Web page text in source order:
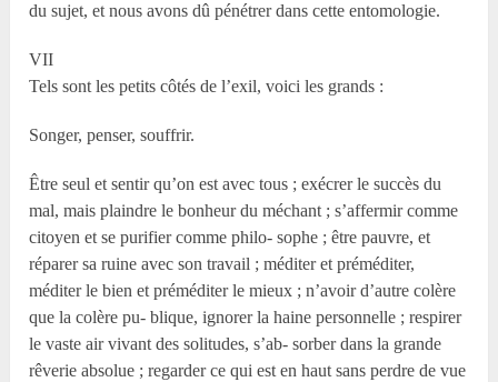
du sujet, et nous avons dû pénétrer dans cette entomologie.
VII
Tels sont les petits côtés de l’exil, voici les grands :
Songer, penser, souffrir.
Être seul et sentir qu’on est avec tous ; exécrer le succès du
mal, mais plaindre le bonheur du méchant ; s’affermir comme
citoyen et se purifier comme philo- sophe ; être pauvre, et
réparer sa ruine avec son travail ; méditer et préméditer,
méditer le bien et préméditer le mieux ; n’avoir d’autre colère
que la colère pu- blique, ignorer la haine personnelle ; respirer
le vaste air vivant des solitudes, s’ab- sorber dans la grande
rêverie absolue ; regarder ce qui est en haut sans perdre de vue